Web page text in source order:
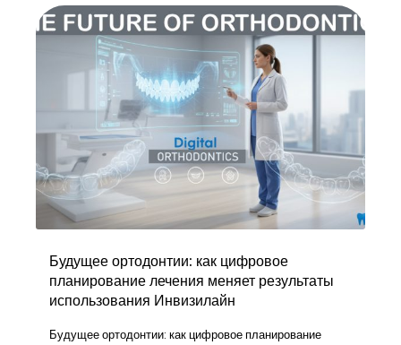
Будущее ортодонтии: как цифровое
планирование лечения меняет результаты
использования Инвизилайн
Будущее ортодонтии: как цифровое планирование